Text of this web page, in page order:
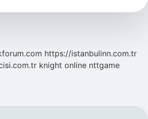
Zaman
https://istanbulinn.com.tr
knight online nttgame